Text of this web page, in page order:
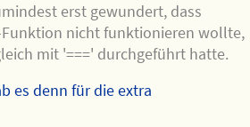
erst gewundert, dass
nicht funktionieren wollte,
mit '===' durchgeführt hatte.
es denn für die extra